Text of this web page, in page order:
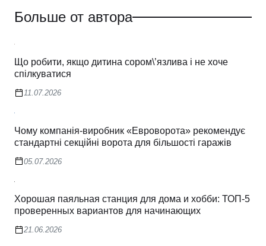
Больше от автора
Що робити, якщо дитина сором\’язлива і не хоче
спілкуватися
11.07.2026
Чому компанія-виробник «Евроворота» рекомендує
стандартні секційні ворота для більшості гаражів
05.07.2026
Хорошая паяльная станция для дома и хобби: ТОП-5
проверенных вариантов для начинающих
21.06.2026